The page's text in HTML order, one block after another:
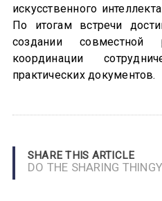
искусственного
По итогам встречи
создании
координации
практических документов.
SHARE THIS ARTICLE
DO THE SHARING THINGY